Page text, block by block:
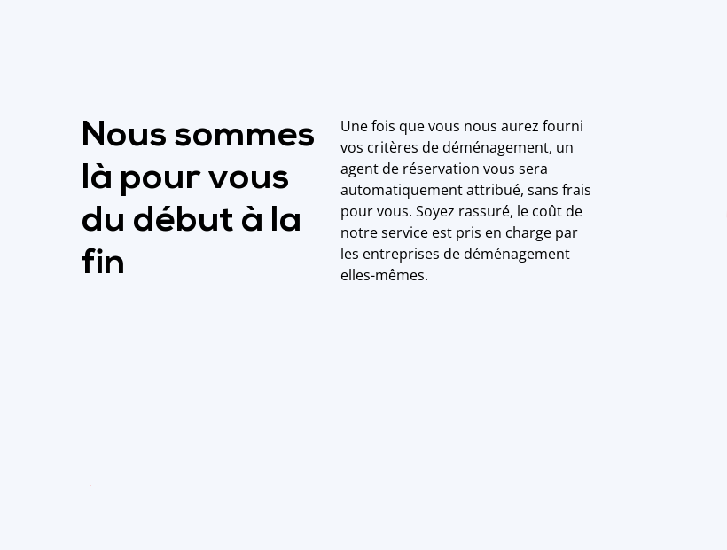
Nous sommes
là pour vous
du début à la
fin
Une fois que vous nous aurez fourni
vos critères de déménagement, un
agent de réservation vous sera
automatiquement attribué, sans frais
pour vous. Soyez rassuré, le coût de
notre service est pris en charge par
les entreprises de déménagement
elles-mêmes.